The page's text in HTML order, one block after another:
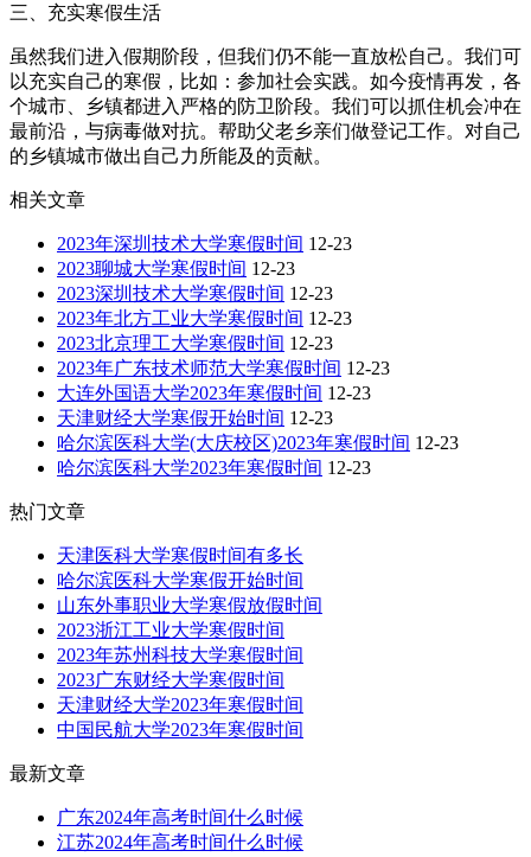
三、充实寒假生活
虽然我们进入假期阶段，但我们仍不能一直放松自己。我们可
以充实自己的寒假，比如：参加社会实践。如今疫情再发，各
个城市、乡镇都进入严格的防卫阶段。我们可以抓住机会冲在
最前沿，与病毒做对抗。帮助父老乡亲们做登记工作。对自己
的乡镇城市做出自己力所能及的贡献。
相关文章
2023年深圳技术大学寒假时间 12-23
2023聊城大学寒假时间 12-23
2023深圳技术大学寒假时间 12-23
2023年北方工业大学寒假时间 12-23
2023北京理工大学寒假时间 12-23
2023年广东技术师范大学寒假时间 12-23
大连外国语大学2023年寒假时间 12-23
天津财经大学寒假开始时间 12-23
哈尔滨医科大学(大庆校区)2023年寒假时间 12-23
哈尔滨医科大学2023年寒假时间 12-23
热门文章
天津医科大学寒假时间有多长
哈尔滨医科大学寒假开始时间
山东外事职业大学寒假放假时间
2023浙江工业大学寒假时间
2023年苏州科技大学寒假时间
2023广东财经大学寒假时间
天津财经大学2023年寒假时间
中国民航大学2023年寒假时间
最新文章
广东2024年高考时间什么时候
江苏2024年高考时间什么时候